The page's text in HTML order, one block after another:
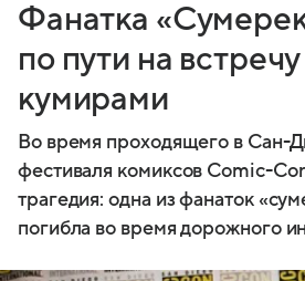
Фанатка
по пути на встречу
кумирами
Во время проходящего в Сан-
фестиваля комиксов Comic-
трагедия: одна из фанаток
погибла во время дорожного